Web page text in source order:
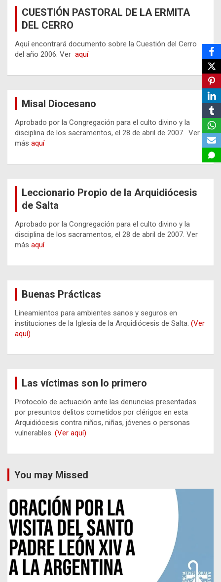
CUESTIÓN PASTORAL DE LA ERMITA
DEL CERRO
Aquí encontrará documento sobre la Cuestión del Cerro
del año 2006. Ver aquí
Misal Diocesano
Aprobado por la Congregación para el culto divino y la
disciplina de los sacramentos, el 28 de abril de 2007. Ver
más aquí
Leccionario Propio de la Arquidiócesis
de Salta
Aprobado por la Congregación para el culto divino y la
disciplina de los sacramentos, el 28 de abril de 2007. Ver
más aquí
Buenas Prácticas
Lineamientos para ambientes sanos y seguros en
instituciones de la Iglesia de la Arquidiócesis de Salta. (Ver
aquí)
Las víctimas son lo primero
Protocolo de actuación ante las denuncias presentadas
por presuntos delitos cometidos por clérigos en esta
Arquidiócesis contra niños, niñas, jóvenes o personas
vulnerables. (Ver aquí)
You may Missed